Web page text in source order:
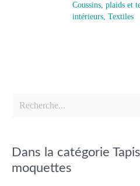
Coussins, plaids et
intérieurs, Textiles
Dans la catégorie
moquettes